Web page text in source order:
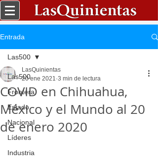
Entrada
Las500
Frontera
Estado
Nacional
Líderes
Industria
Las500
COVID en Chihuahua,
México y el Mundo al 20
de enero 2020
LasQuinientas
20 ene 2021 3 min de lectura